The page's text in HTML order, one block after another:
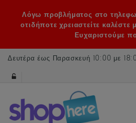
Λόγω προβλήματος στο
οτιδήποτε χρειαστείτε
Ευχαριστούμε
Δευτέρα έως Παρασκευή 10:00 με